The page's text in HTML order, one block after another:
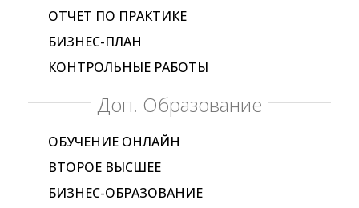
ОТЧЕТ ПО ПРАКТИКЕ
БИЗНЕС-ПЛАН
КОНТРОЛЬНЫЕ РАБОТЫ
Доп. Образование
ОБУЧЕНИЕ ОНЛАЙН
ВТОРОЕ ВЫСШЕЕ
БИЗНЕС-ОБРАЗОВАНИЕ